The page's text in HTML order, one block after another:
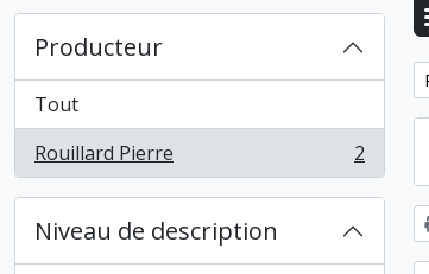
Producteur
Tout
Rouillard Pierre
, 2 résultats 2
Niveau de description